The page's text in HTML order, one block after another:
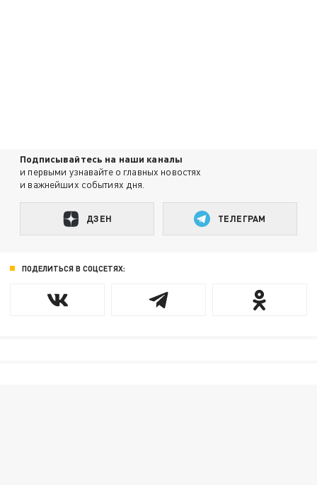
Подписывайтесь на наши каналы
и первыми узнавайте о главных новостях
и важнейших событиях дня.
ДЗЕН ТЕЛЕГРАМ
ПОДЕЛИТЬСЯ В СОЦСЕТЯХ: